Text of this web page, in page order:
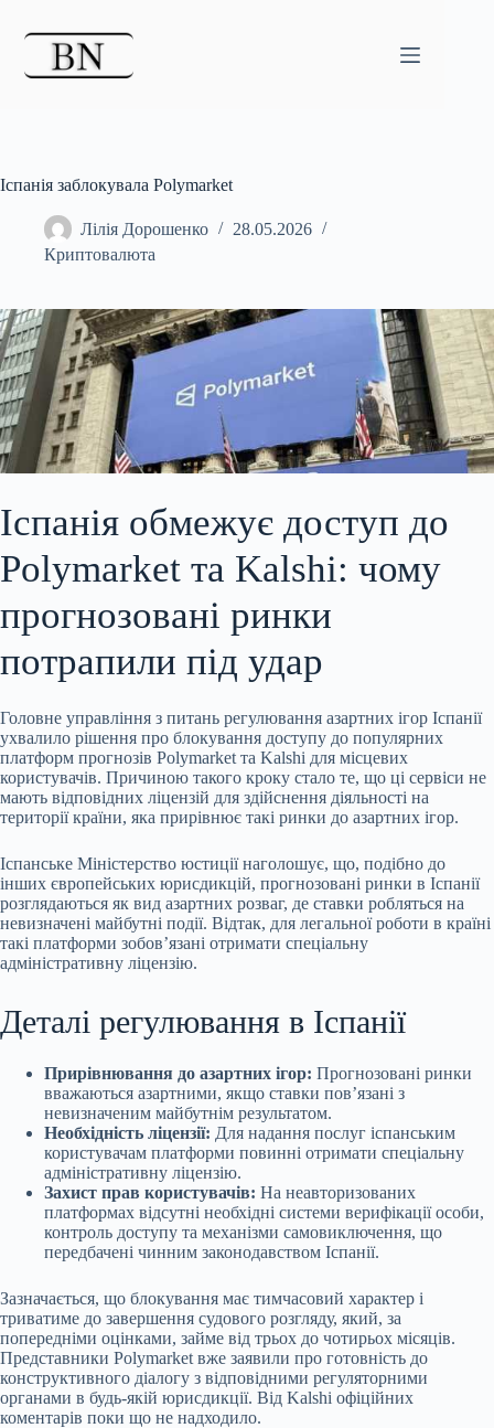
Іспанія заблокувала Polymarket
Лілія Дорошенко
28.05.2026
Криптовалюта
Іспанія обмежує доступ до
Polymarket та Kalshi: чому
прогнозовані ринки
потрапили під удар
Головне управління з питань регулювання азартних ігор Іспанії
ухвалило рішення про блокування доступу до популярних
платформ прогнозів Polymarket та Kalshi для місцевих
користувачів. Причиною такого кроку стало те, що ці сервіси не
мають відповідних ліцензій для здійснення діяльності на
території країни, яка прирівнює такі ринки до азартних ігор.
Іспанське Міністерство юстиції наголошує, що, подібно до
інших європейських юрисдикцій, прогнозовані ринки в Іспанії
розглядаються як вид азартних розваг, де ставки робляться на
невизначені майбутні події. Відтак, для легальної роботи в країні
такі платформи зобов’язані отримати спеціальну
адміністративну ліцензію.
Деталі регулювання в Іспанії
Прирівнювання до азартних ігор: Прогнозовані ринки
вважаються азартними, якщо ставки пов’язані з
невизначеним майбутнім результатом.
Необхідність ліцензії: Для надання послуг іспанським
користувачам платформи повинні отримати спеціальну
адміністративну ліцензію.
Захист прав користувачів: На неавторизованих
платформах відсутні необхідні системи верифікації особи,
контроль доступу та механізми самовиключення, що
передбачені чинним законодавством Іспанії.
Зазначається, що блокування має тимчасовий характер і
триватиме до завершення судового розгляду, який, за
попередніми оцінками, займе від трьох до чотирьох місяців.
Представники Polymarket вже заявили про готовність до
конструктивного діалогу з відповідними регуляторними
органами в будь-якій юрисдикції. Від Kalshi офіційних
коментарів поки що не надходило.